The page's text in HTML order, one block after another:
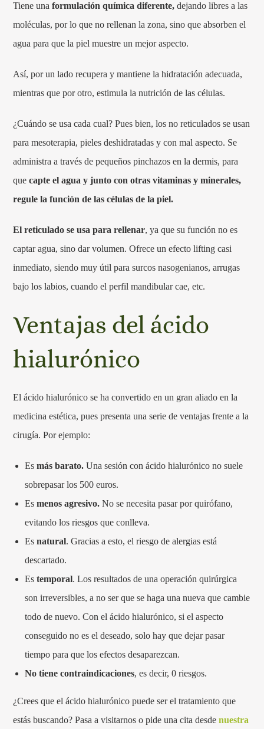
Tiene unaformulación química diferente, dejando libres a las
moléculas, por lo que no rellenan la zona, sino que absorben el
agua para que la piel muestre un mejor aspecto.
Así, por un lado recupera y mantiene la hidratación adecuada,
mientras que por otro, estimula la nutrición de las células.
¿Cuándo se usa cada cual? Pues bien, los no reticulados se usan
para mesoterapia, pieles deshidratadas y con mal aspecto. Se
administra a través de pequeños pinchazos en la dermis, para
que capte el agua y junto con otras vitaminas y minerales,
regule la función de las células de la piel.
El reticulado se usa para rellenar, ya que su función no es
captar agua, sino dar volumen. Ofrece un efecto lifting casi
inmediato, siendo muy útil para surcos nasogenianos, arrugas
bajo los labios, cuando el perfil mandibular cae, etc.
Ventajas del ácido
hialurónico
El ácido hialurónico se ha convertido en un gran aliado en la
medicina estética, pues presenta una serie de ventajas frente a la
cirugía. Por ejemplo:
Esmás barato. Una sesión con ácido hialurónico no suele
sobrepasar los 500 euros.
Esmenos agresivo. No se necesita pasar por quirófano,
evitando los riesgos que conlleva.
Esnatural. Gracias a esto, el riesgo de alergias está
descartado.
Estemporal. Los resultados de una operación quirúrgica
son irreversibles, a no ser que se haga una nueva que cambie
todo de nuevo. Con el ácido hialurónico, si el aspecto
conseguido no es el deseado, solo hay que dejar pasar
tiempo para que los efectos desaparezcan.
No tiene contraindicaciones, es decir, 0 riesgos.
¿Crees que el ácido hialurónico puede ser el tratamiento que
estás buscando? Pasa a visitarnos o pide una cita desdenuestra